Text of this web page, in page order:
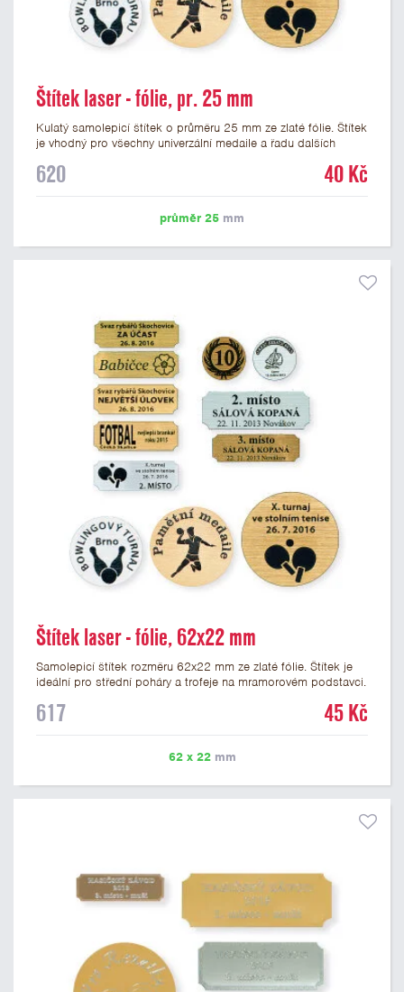
Štítek laser - fólie, pr. 25 mm
Kulatý samolepicí štítek o průměru 25 mm ze zlaté fólie. Štítek
je vhodný pro všechny univerzální medaile a řadu dalších
štítek je možné laserem vypálit logo nebo text dle vašeho
620 40 Kč
průměr 25 mm
Štítek laser - fólie, 62x22 mm
Samolepicí štítek rozměru 62x22 mm ze zlaté fólie. Štítek je
ideální pro střední poháry a trofeje na mramorovém podstavci.
textu doporučujeme maximálně 3 řádky, aby byla zachována
prvním kroku objednávky.
617 45 Kč
62 x 22mm